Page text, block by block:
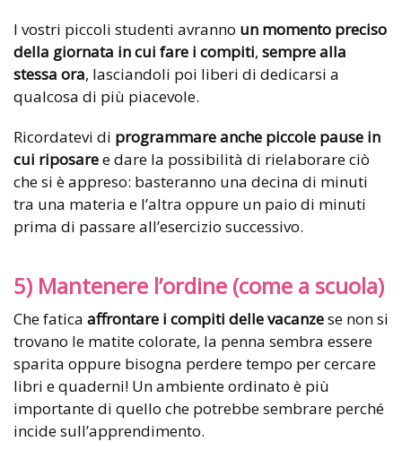
I vostri piccoli studenti avranno un momento preciso
della giornata in cui fare i compiti, sempre alla
stessa ora, lasciandoli poi liberi di dedicarsi a
qualcosa di più piacevole.
Ricordatevi di programmare anche piccole pause in
cui riposaree dare la possibilità di rielaborare ciò
che si è appreso: basteranno una decina di minuti
tra una materia e l’altra oppure un paio di minuti
prima di passare all’esercizio successivo.
5) Mantenere l’ordine (come a scuola)
Che fatica affrontare i compiti delle vacanzese non si
trovano le matite colorate, la penna sembra essere
sparita oppure bisogna perdere tempo per cercare
libri e quaderni! Un ambiente ordinato è più
importante di quello che potrebbe sembrare perché
incide sull’apprendimento.